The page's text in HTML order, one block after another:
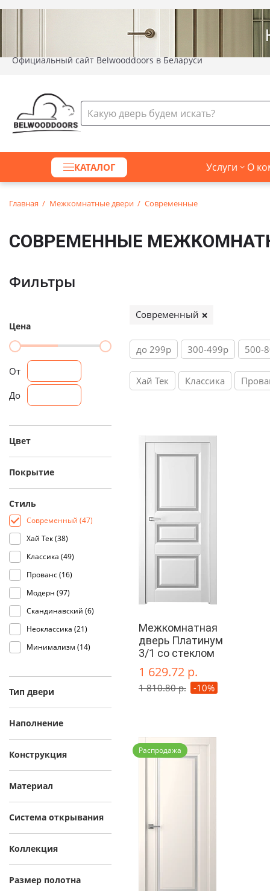
Официальный сайт Belwooddoors в Беларуси
КАТАЛОГ Услуги О
Главная Межкомнатные двери Современные
СОВРЕМЕННЫЕ
Фильтры
Цена
От
До
Цвет
Покрытие
Стиль
Современный (47)
Хай Тек (38)
Классика (49)
Прованс (16)
Модерн (97)
Скандинавский (6)
Неоклассика (21)
Минимализм (14)
Тип двери
Наполнение
Конструкция
Материал
Система открывания
Коллекция
Размер полотна
Современный
до 299р 300-499р 500-
Хай Тек Классика
Межкомнатная
дверь Платинум
3/1 со стеклом
1 629.72 р.
1 810.80 р. -10%
Распродажа